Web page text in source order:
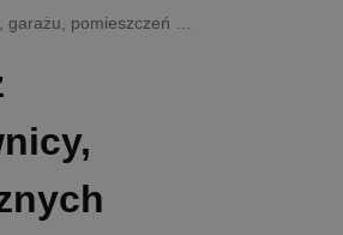
technicznych